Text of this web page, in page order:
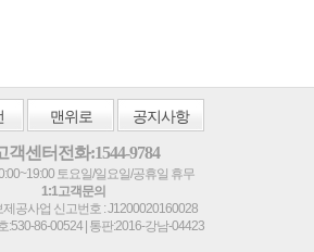
맨위로 공지사항
객센터전화:1544-9784
토요일/일요일/공휴일 휴무
1:1고객문의
공사업 신고번호 : J1200020160028
:530-86-00524 | 통판:2016-강남-04423